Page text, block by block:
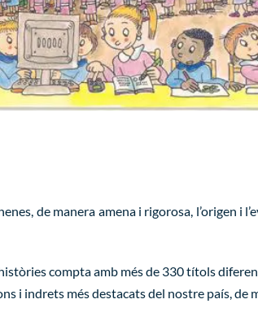
de manera amena i rigorosa, l’origen i
compta amb més de 330 títols
i indrets més destacats del nostre país, de